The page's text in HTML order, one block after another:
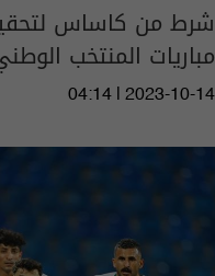
شرط من كاساس
مباريات المنتخب
04:14 | 2023-10-14